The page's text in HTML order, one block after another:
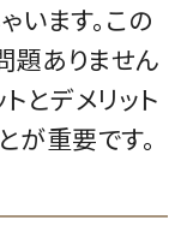
います。この
題ありません
とデメリット
が重要です。